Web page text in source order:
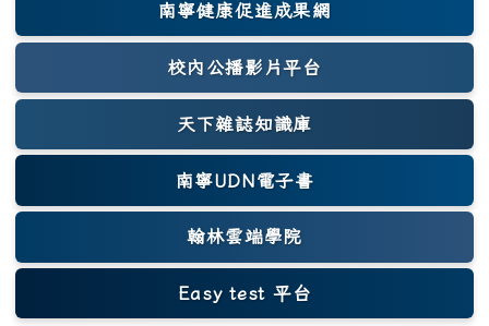
南寧健康促進成果網
(另開新視窗)
校內公播影片平台
天下雜誌知識庫
(另開新視窗)
南寧UDN電子書
翰林雲端學院
Easy test 平台
(另開新視窗)